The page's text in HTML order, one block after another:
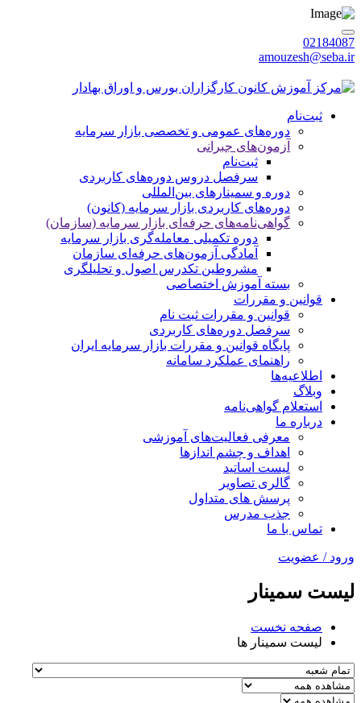
02184087
amouzesh@seba.ir
ثبت‌نام
دوره‌های عمومی و تخصصی بازار سرمایه
آزمون‌های جبرانی
ثبت‌نام
سرفصل دروس دوره‌های کاربردی
دوره‌ و سمینارهای بین‌المللی
دوره‌های کاربردی بازار سرمایه (کانون)
گواهی‌نامه‌های حرفه‌ای بازار سرمایه (سازمان)
دوره تکمیلی معامله‌گری بازار سرمایه
آمادگی آزمون‌های حرفه‌ای سازمان
مشروطین تکدرس اصول و تحلیلگری
بسته‌ آموزش اختصاصی
قوانین و مقررات
قوانین و مقررات ثبت نام
سرفصل دوره‌های کاربردی
پایگاه قوانین و مقررات بازار سرمایه ایران
راهنمای عملکرد سامانه
اطلاعیه‌ها
وبلاگ
استعلام گواهی‌نامه
درباره ما
معرفی فعالیت‌های آموزشی
اهداف و چشم اندازها
لیست اساتید
گالری تصاویر
پرسش های متداول
جذب مدرس
تماس با ما
ورود / عضویت
لیست سمینار
صفحه نخست
لیست سمینار ها